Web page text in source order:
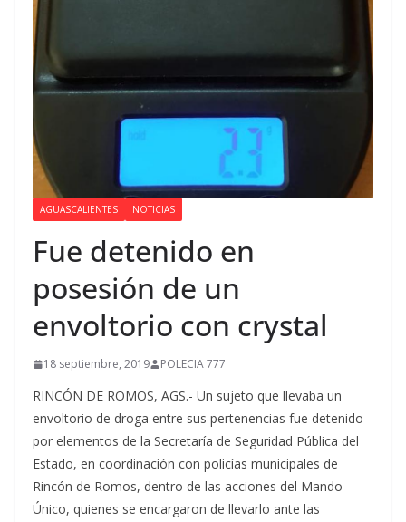
AGUASCALIENTES NOTICIAS
Fue detenido en
posesión de un
envoltorio con crystal
18 septiembre, 2019 POLECIA 777
RINCÓN DE ROMOS, AGS.- Un sujeto que llevaba un
envoltorio de droga entre sus pertenencias fue detenido
por elementos de la Secretaría de Seguridad Pública del
Estado, en coordinación con policías municipales de
Rincón de Romos, dentro de las acciones del Mando
Único, quienes se encargaron de llevarlo ante las